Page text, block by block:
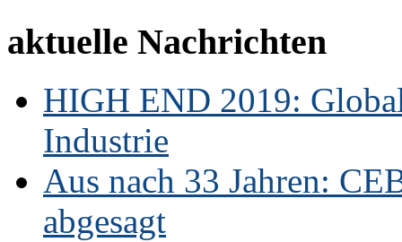
aktuelle Nachrichten
HIGH END 2019:
Industrie
Aus nach 33 Jahren:
abgesagt